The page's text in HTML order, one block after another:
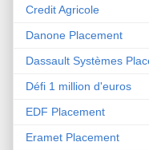
Credit Agricole
Danone Placement
Dassault Systèmes
Défi 1 million d'euros
EDF Placement
Eramet Placement